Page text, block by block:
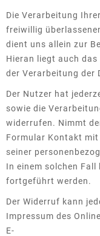
Die Verarbeitung
freiwillig
dient uns allein zur
Hieran liegt auch
der Verarbeitung der
Der Nutzer hat
sowie die
widerrufen. Nimmt
Formular Kontakt mit
seiner
In einem solchen
fortgeführt werden.
Der Widerruf kann
Impressum des
E-